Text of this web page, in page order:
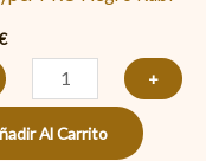
+
Al Carrito